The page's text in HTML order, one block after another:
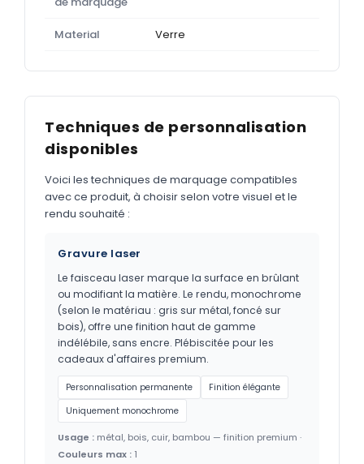
Material Verre
Techniques de personnalisation
disponibles
Voici les techniques de marquage compatibles
avec ce produit, à choisir selon votre visuel et le
rendu souhaité :
Gravure laser
Le faisceau laser marque la surface en brûlant
ou modifiant la matière. Le rendu, monochrome
(selon le matériau : gris sur métal, foncé sur
bois), offre une finition haut de gamme
indélébile, sans encre. Plébiscitée pour les
cadeaux d'affaires premium.
Personnalisation permanente
Finition élégante
Uniquement monochrome
Usage : métal, bois, cuir, bambou — finition premium ·
Couleurs max : 1